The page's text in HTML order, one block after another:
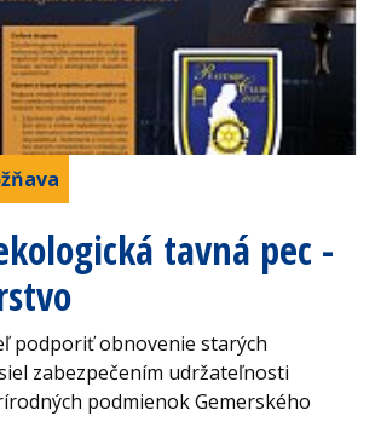
tavná pec -
podporiť obnovenie starých
zabezpečením udržateľnosti
podmienok Gemerského